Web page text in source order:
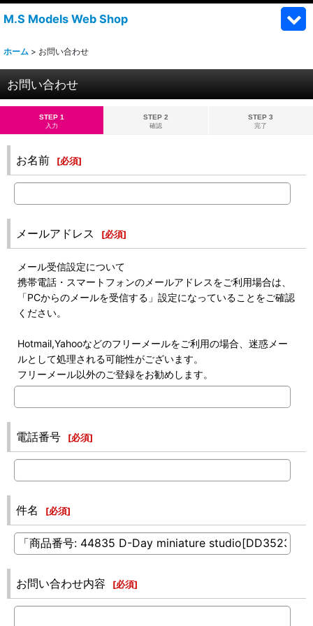
M.S Models Web Shop
ホーム > お問い合わせ
お問い合わせ
STEP 1
入力
STEP 2
確認
STEP 3
完了
お名前 [必須]
メールアドレス [必須]
メール受信設定について
携帯電話・スマートフォンのメールアドレスをご利用場合は、
「PCからのメールを受信する」設定になっていることをご確認
ください。
Hotmail,Yahooなどのフリーメールをご利用の場合、迷惑メー
ルとして処理される可能性がございます。
フリーメール以外のご登録をお勧めします。
電話番号 [必須]
件名 [必須]
お問い合わせ内容 [必須]